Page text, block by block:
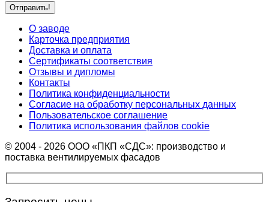
О заводе
Карточка предприятия
Доставка и оплата
Сертификаты соответствия
Отзывы и дипломы
Контакты
Политика конфиденциальности
Согласие на обработку персональных данных
Пользовательское соглашение
Политика использования файлов cookie
© 2004 - 2026 ООО «ПКП «СДС»: производство и
поставка вентилируемых фасадов